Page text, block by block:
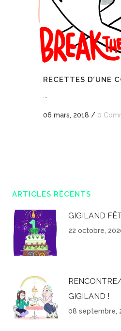
RECETTES D’UNE
06 mars, 2018 / 0
ARTICLES RÉCENTS
GIGILAND
22 octobre,
GIGILAND !
08 septembre,